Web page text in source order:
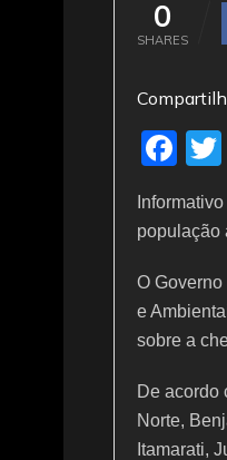
0
SHARES
F
c
e
b
o
o
k
população
O
e
sobre a
De acordo
Norte,
Itamarati,